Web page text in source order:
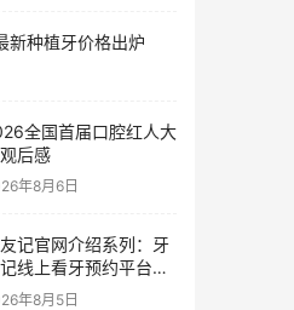
新种植牙价格出炉
全国首届口腔红人大
后感
年8月6日
记官网介绍系列：牙
线上看牙预约平台是
么的？靠谱吗？
年8月5日